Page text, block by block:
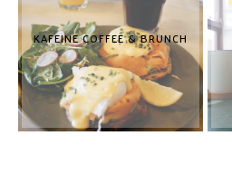
KAFEINE COFFEE & BRUNCH